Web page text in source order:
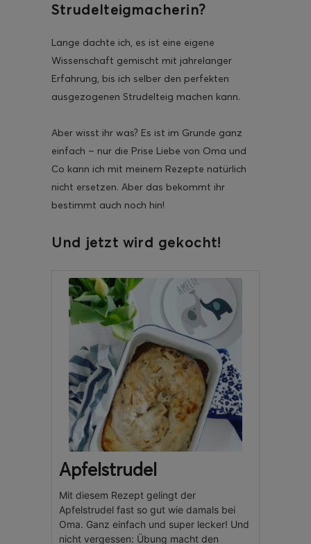
Strudelteigmacherin?
Lange dachte ich, es ist eine eigene
Wissenschaft gemischt mit jahrelanger
Erfahrung, bis ich selber den perfekten
ausgezogenen Strudelteig machen kann.
Aber wisst ihr was? Es ist im Grunde ganz
einfach – nur die Prise Liebe von Oma und
Co kann ich mit meinem Rezepte natürlich
nicht ersetzen. Aber das bekommt ihr
bestimmt auch noch hin!
Und jetzt wird gekocht!
Apfelstrudel
Mit diesem Rezept gelingt der
Apfelstrudel fast so gut wie damals bei
Oma. Ganz einfach und super lecker! Und
nicht vergessen: Übung macht den